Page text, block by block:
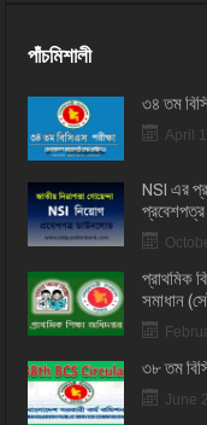
পাঁচমিশালী
৩৪ তম
April
NSI এর
প্রাথমিক
সমাধান
৩৮ তম
June